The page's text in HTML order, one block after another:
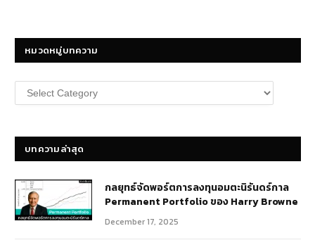
หมวดหมู่บทความ
หมวด
หมู่
บทความล่าสุด
กลยุทธ์​จัดพอร์ตการลงทุนอมตะนิรันดร์กาล
Permanent Portfolio ของ Harry Browne
December 17, 2025